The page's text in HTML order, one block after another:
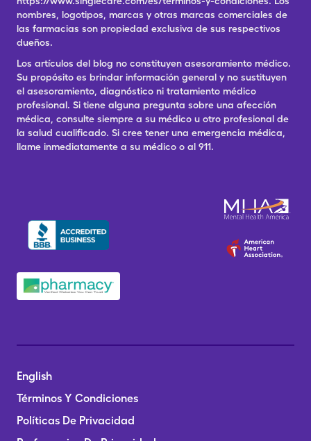
nombres, logotipos, marcas y otras marcas comerciales de
las farmacias son propiedad exclusiva de sus respectivos
dueños.
Los artículos del blog no constituyen asesoramiento médico.
Su propósito es brindar información general y no sustituyen
el asesoramiento, diagnóstico ni tratamiento médico
profesional. Si tiene alguna pregunta sobre una afección
médica, consulte siempre a su médico u otro profesional de
la salud cualificado. Si cree tener una emergencia médica,
llame inmediatamente a su médico o al 911.
English
Términos Y Condiciones
Políticas De Privacidad